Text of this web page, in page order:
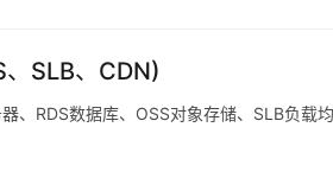
SLB、CDN)
、RDS数据库、OSS对象存储、SLB负载